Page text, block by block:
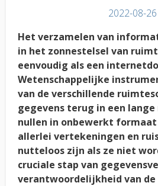
2022-08-26
Het verzamelen van
in het zonnestelsel van
eenvoudig als een
Wetenschappelijke
van de verschillende
gegevens terug in een lange
nullen in onbewerkt formaat
allerlei vertekeningen en
nutteloos zijn als ze niet
cruciale stap van
verantwoordelijkheid van de